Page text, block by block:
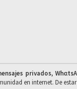
privados,
en internet. De